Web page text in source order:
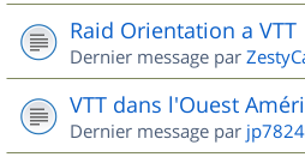
Raid Orientation a VTT
Dernier message par
VTT dans l'Ouest
Dernier message par